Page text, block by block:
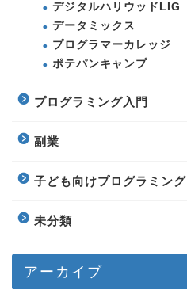
デジタルハリウッドLIG
データミックス
プログラマーカレッジ
ポテパンキャンプ
プログラミング入門
副業
子ども向けプログラミング
未分類
アーカイブ